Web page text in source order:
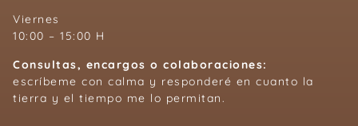
Viernes
10:00 – 15:00 H
Consultas, encargos o colaboraciones:
escríbeme con calma y responderé en cuanto la
tierra y el tiempo me lo permitan.